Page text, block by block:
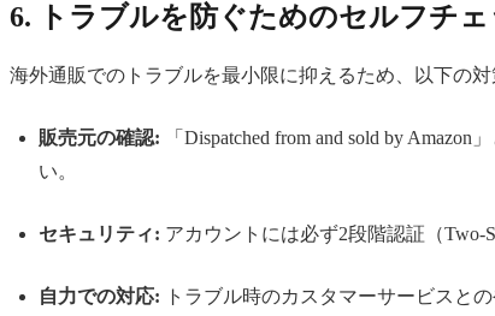
6. トラブルを防ぐためのセルフチェ
海外通販でのトラブルを最小限に抑えるため、以下の対
販売元の確認: 「Dispatched from and sold by
い。
セキュリティ: アカウントには必ず2段階認証（Two-
自力での対応: トラブル時のカスタマーサービスと